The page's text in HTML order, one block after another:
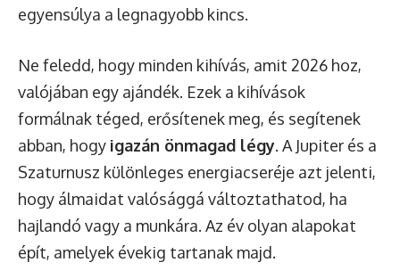
egyensúlya a legnagyobb kincs.
Ne feledd, hogy minden kihívás, amit 2026 hoz,
valójában egy ajándék. Ezek a kihívások
formálnak téged, erősítenek meg, és segítenek
abban, hogy igazán önmagad légy. A Jupiter és a
Szaturnusz különleges energiacseréje azt jelenti,
hogy álmaidat valósággá változtathatod, ha
hajlandó vagy a munkára. Az év olyan alapokat
épít, amelyek évekig tartanak majd.